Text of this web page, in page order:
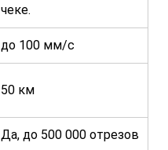
чеке.
до 100 мм/с
50 км
Да, до 500 000 отрезов